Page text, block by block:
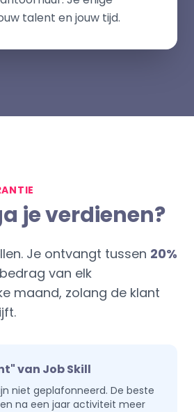
talent en jouw tijd.
je verdienen?
Je ontvangt tussen 20%
van elk
maand, zolang de klant
van Job Skill
niet geplafonneerd. De beste
na een jaar activiteit meer